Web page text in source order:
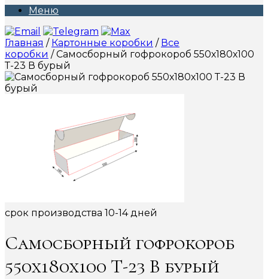
Меню
Главная / Картонные коробки / Все
коробки / Самосборный гофрокороб 550х180х100
Т-23 В бурый
срок производства 10-14 дней
Самосборный гофрокороб
550х180х100 Т-23 В бурый